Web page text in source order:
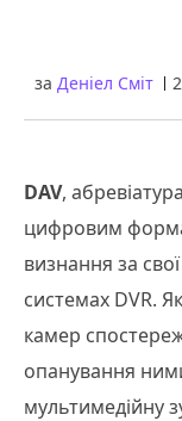
за Деніел Сміт
DAV,
цифровим
визнання за
системах DVR.
камер
опанування
мультимедійну